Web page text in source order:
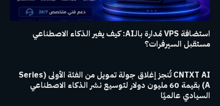
استضافة VPS مُدارة بالـAI: كيف يغير الذكاء الاصطناعي
مستقبل السيرفرات؟
CNTXT AI تُنجز إغلاق جولة تمويل من الفئة الأولى (Series
A) بقيمة 60 مليون دولار لتوسيع نشر الذكاء الاصطناعي
السيادي عالميًا